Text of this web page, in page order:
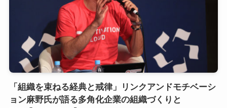
「組織を束ねる経典と戒律」リンクアンドモチベーシ
ョン麻野氏が語る多角化企業の組織づくりと